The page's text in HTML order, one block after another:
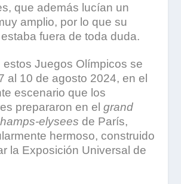
que además lucían un
amplio, por lo que su
fuera de toda duda.
estos Juegos Olímpicos se
al 10 de agosto 2024, en el
escenario que los
prepararon en elgrand
elysees de París,
hermoso, construido
la Exposición Universal de